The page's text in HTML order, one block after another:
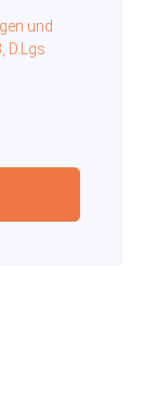
und
D.Lgs